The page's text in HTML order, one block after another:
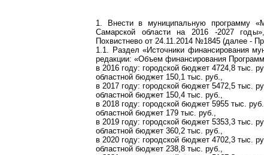
1. Внести в муниципальную программу
Самарской области на 2016 -2027 годы»,
Похвистнево от 24.11.2014 №1845 (далее -
1.1. Раздел «Источники финансирования
редакции: «Объем финансирования
в 2016 году: городской бюджет 4724,8 тыс.
областной бюджет 150,1 тыс. руб.,
в 2017 году: городской бюджет 5472,5 тыс.
областной бюджет 150,4 тыс. руб.,
в 2018 году: городской бюджет 5955 тыс.
областной бюджет 179 тыс. руб.,
в 2019 году: городской бюджет 5353,3 тыс.
областной бюджет 360,2 тыс. руб.,
в 2020 году: городской бюджет 4702,3 тыс.
областной бюджет 238,8 тыс. руб.,